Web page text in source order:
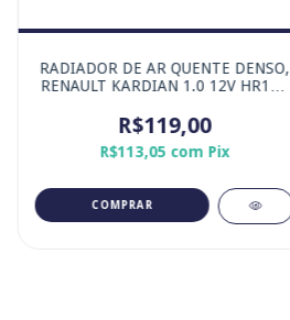
RADIADOR DE AR QUENTE DENSO,
RENAULT KARDIAN 1.0 12V HR10 /
R$119,00
R$113,05 com Pix